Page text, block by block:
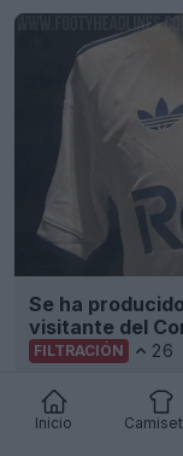
Inicio
Se ha
visitante del
FILTRACIÓN 26